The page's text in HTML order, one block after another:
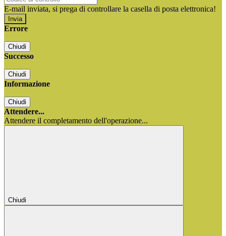
E-mail inviata, si prega di controllare la casella di posta elettronica!
Errore
Chiudi
Successo
Chiudi
Informazione
Chiudi
Attendere...
Attendere il completamento dell'operazione...
Chiudi